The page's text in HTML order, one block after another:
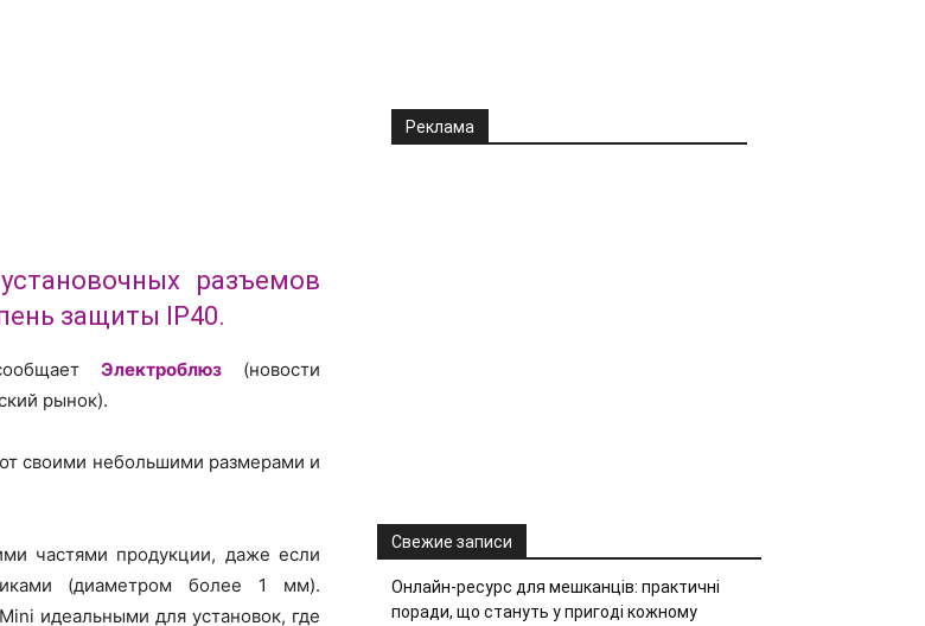
разъемов
защиты IP40.
Электроблюз (новости
рынок).
своими небольшими размерами и
частями продукции, даже если
(диаметром более 1 мм).
идеальными для установок, где
Реклама
Свежие записи
Онлайн-ресурс для мешканців: практичні
поради, що стануть у пригоді кожному